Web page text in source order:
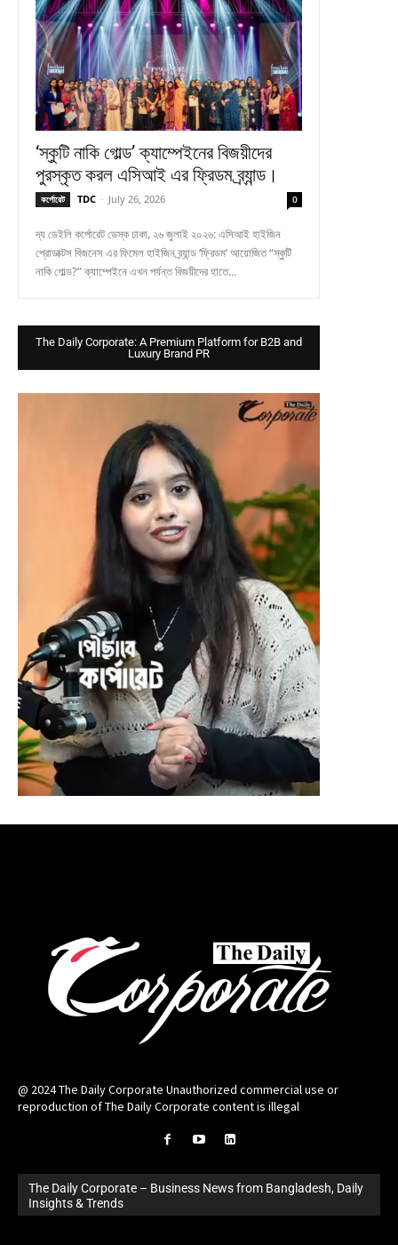
‘স্কুটি নাকি গোল্ড’ ক্যাম্পেইনের বিজয়ীদের
পুরস্কৃত করল এসিআই এর ফ্রিডম ব্র্যান্ড।
কর্পোরেট TDC - July 26, 2026 0
দ্য ডেইলি কর্পোরেট ডেস্ক ঢাকা, ২৬ জুলাই ২০২৬: এসিআই হাইজিন
প্রোডাক্টস বিজনেস এর ফিমেল হাইজিন ব্র্যান্ড ‘ফ্রিডম’ আয়োজিত “স্কুটি
নাকি গোল্ড?” ক্যাম্পেইনে এখন পর্যন্ত বিজয়ীদের হাতে...
The Daily Corporate: A Premium Platform for B2B and
Luxury Brand PR
@ 2024 The Daily Corporate Unauthorized commercial use or
reproduction of The Daily Corporate content is illegal
The Daily Corporate – Business News from Bangladesh, Daily
Insights & Trends